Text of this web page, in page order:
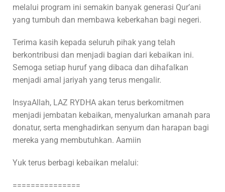
melalui program ini semakin banyak generasi Qur’ani
yang tumbuh dan membawa keberkahan bagi negeri.
Terima kasih kepada seluruh pihak yang telah
berkontribusi dan menjadi bagian dari kebaikan ini.
Semoga setiap huruf yang dibaca dan dihafalkan
menjadi amal jariyah yang terus mengalir.
InsyaAllah, LAZ RYDHA akan terus berkomitmen
menjadi jembatan kebaikan, menyalurkan amanah para
donatur, serta menghadirkan senyum dan harapan bagi
mereka yang membutuhkan. Aamiin
Yuk terus berbagi kebaikan melalui:
===============